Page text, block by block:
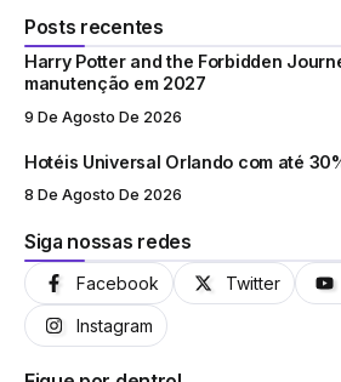
Posts recentes
Harry Potter and the Forbidden
manutenção em 2027
9 De Agosto De 2026
Hotéis Universal Orlando com até
8 De Agosto De 2026
Siga nossas redes
Facebook Twitter
Instagram